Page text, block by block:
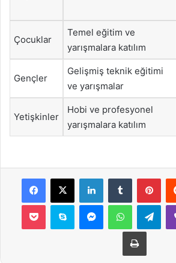
Çocuklar
Temel eğitim ve
yarışmalara katılım
Gençler
Gelişmiş teknik eğitimi
ve yarışmalar
Yetişkinler
Hobi ve profesyonel
yarışmalara katılım
Facebook
X LinkedInTumblr
Pocket Skype MessengerWhatsApp
Yazdır